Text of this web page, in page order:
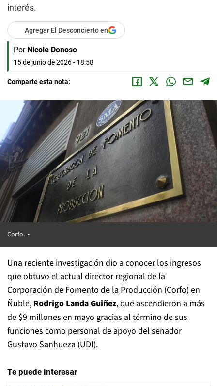
interés.
Agregar El Desconcierto en
Por Nicole Donoso
15 de junio de 2026 - 18:58
Comparte esta nota:
Corfo.
Una reciente investigación dio a conocer los ingresos
que obtuvo el actual director regional de la
Corporación de Fomento de la Producción (Corfo) en
Ñuble, Rodrigo Landa Guiñez, que ascendieron a más
de $9 millones en mayo gracias al término de sus
funciones como personal de apoyo del senador
Gustavo Sanhueza (UDI).
Te puede interesar